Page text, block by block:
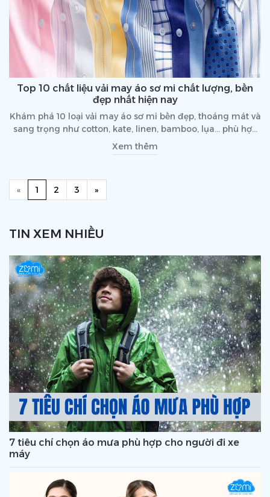
TIN XEM NHIỀU
7 tiêu chí chọn áo mưa phù hợp cho người đi xe
máy
Top 10 chất liệu vải may áo sơ mi chất lượng, bền
đẹp nhất hiện nay
Khám phá 10 loại vải may áo sơ mi bền đẹp, thoáng mát và
sang trọng như cotton, kate, linen, bamboo, lụa… phù hợp
cho công sở, đồng phục và thời trang cao cấp.
Xem thêm
«Previous
1 (current)
2 3 »